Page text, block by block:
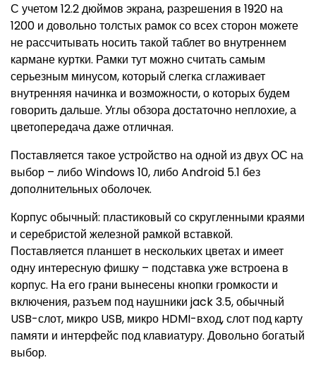
С учетом 12.2 дюймов экрана, разрешения в 1920 на
1200 и довольно толстых рамок со всех сторон можете
не рассчитывать носить такой таблет во внутреннем
кармане куртки. Рамки тут можно считать самым
серьезным минусом, который слегка сглаживает
внутренняя начинка и возможности, о которых будем
говорить дальше. Углы обзора достаточно неплохие, а
цветопередача даже отличная.
Поставляется такое устройство на одной из двух ОС на
выбор – либо Windows 10, либо Android 5.1 без
дополнительных оболочек.
Корпус обычный: пластиковый со скругленными краями
и серебристой железной рамкой вставкой.
Поставляется планшет в нескольких цветах и имеет
одну интересную фишку – подставка уже встроена в
корпус. На его грани вынесены кнопки громкости и
включения, разъем под наушники jack 3.5, обычный
USB-слот, микро USB, микро HDMI-вход, слот под карту
памяти и интерфейс под клавиатуру. Довольно богатый
выбор.